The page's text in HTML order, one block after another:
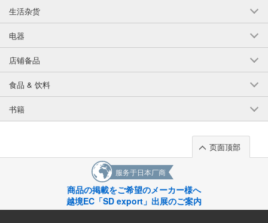
生活杂货
电器
店铺备品
食品 & 饮料
书籍
页面顶部
服务于日本厂商
商品の掲載をご希望のメーカー様へ
越境EC「SD export」出展のご案内